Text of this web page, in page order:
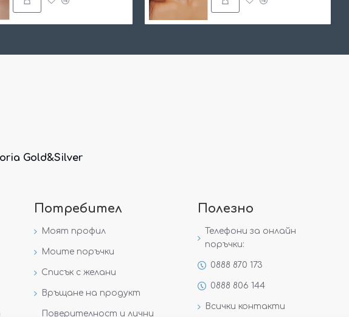
Gold&Silver
Потребител
Моят профил
Моите поръчки
Списък с желани
Връщане на продукт
Поверителност и лични
Полезно
Телефони за онлайн
поръчки:
0888 870 173
0888 806 144
Всички контакти